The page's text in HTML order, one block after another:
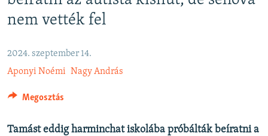
EURÓPAI UNIÓ
KLÍMAVÁLTOZÁS
A MÚLT TANULSÁGAI
nem vették fel
2024. szeptember 14.
Aponyi Noémi Nagy András
Megosztás
Tamást eddig harminchat iskolába próbálták beíratni a